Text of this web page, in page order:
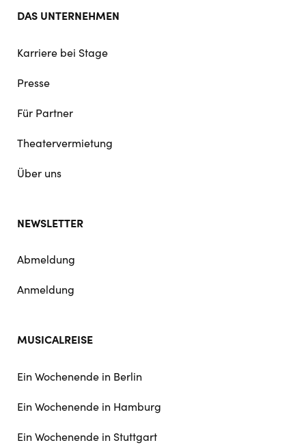
DAS UNTERNEHMEN
Karriere bei Stage
Presse
Für Partner
Theatervermietung
Über uns
NEWSLETTER
Abmeldung
Anmeldung
MUSICALREISE
Ein Wochenende in Berlin
Ein Wochenende in Hamburg
Ein Wochenende in Stuttgart